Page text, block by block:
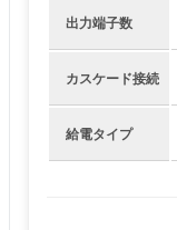
出力端子数
カスケード接続
給電タイプ